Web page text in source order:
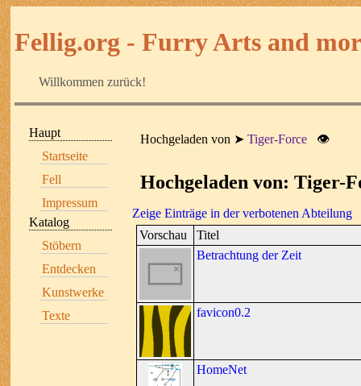
Fellig.org - Furry Arts and
Willkommen zurück!
Haupt
Startseite
Fell
Impressum
Katalog
Stöbern
Entdecken
Kunstwerke
Texte
Hochgeladen von Tiger-Force 👁
Hochgeladen von: Tiger-
Zeige Einträge in der verbotenen Abteilung
Vorschau
Titel
Betrachtung der Zeit
favicon0.2
HomeNet